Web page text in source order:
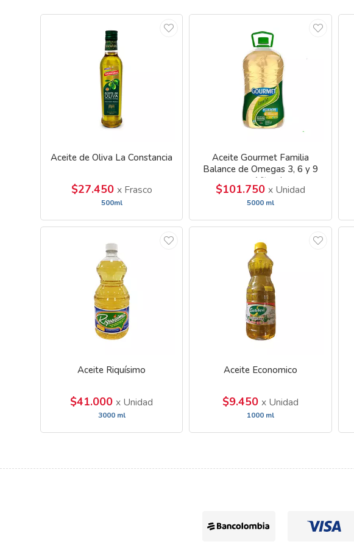
Aceite de Oliva La Constancia
$27.450 x Frasco
500ml
Aceite Gourmet Familia
Balance de Omegas 3, 6 y 9
con Vitami
$101.750x Unidad
5000 ml
Aceite Riquísimo
$41.000x Unidad
3000 ml
Aceite Economico
$9.450x Unidad
1000 ml